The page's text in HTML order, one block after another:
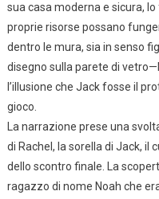
sua casa moderna e sicura,
proprie risorse possano
dentro le mura, sia in senso
disegno sulla parete di
l’illusione che Jack fosse il
gioco.
La narrazione prese una
di Rachel, la sorella di Jack, il
dello scontro finale. La
ragazzo di nome Noah che